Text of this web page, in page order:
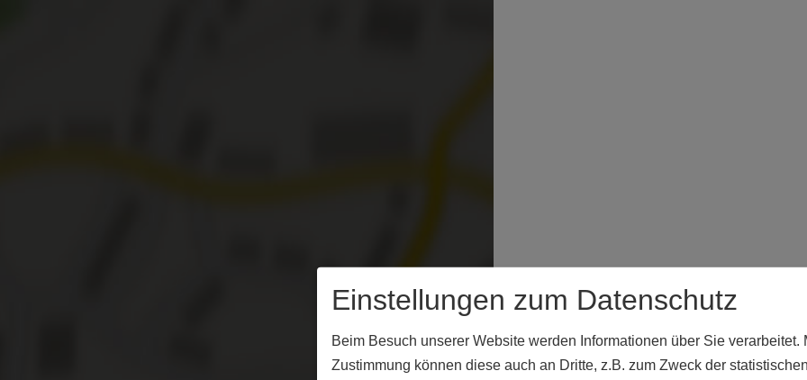
Einstellungen zum Datenschutz
Beim Besuch unserer Website werden Informationen über Sie verarbeitet.
Zustimmung können diese auch an Dritte, z.B. zum Zweck der statistischen